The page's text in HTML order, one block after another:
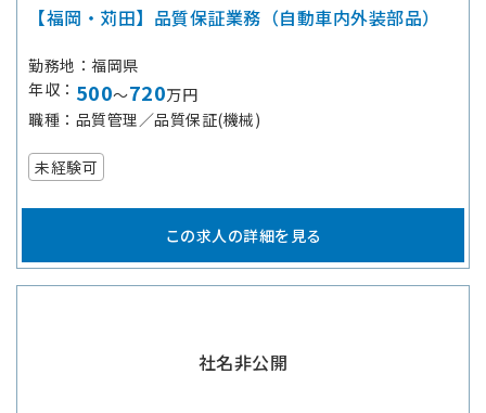
【福岡・苅田】品質保証業務（自動車内外装部品）
勤務地
福岡県
年収
500～720万円
職種
品質管理／品質保証(機械)
未経験可
この求人の詳細を見る
社名非公開